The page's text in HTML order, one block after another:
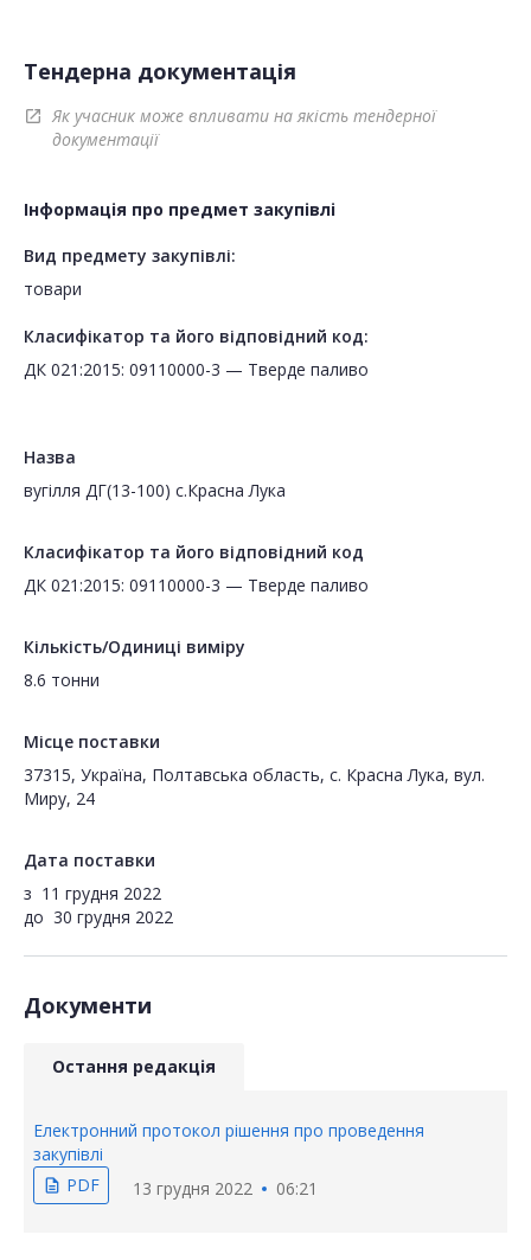
Тендерна документація
open_in_new
Як учасник може впливати на якість тендерної
документації
Інформація про предмет закупівлі
Вид предмету закупівлі:
товари
Класифікатор та його відповідний код:
ДК 021:2015: 09110000-3 — Тверде паливо
Назва
вугілля ДГ(13-100) с.Красна Лука
Класифікатор та його відповідний код
ДК 021:2015: 09110000-3 — Тверде паливо
Кількість/Одиниці виміру
8.6 тонни
Місце поставки
37315, Україна, Полтавська область, с. Красна Лука, вул.
Миру, 24
Дата поставки
з 11 грудня 2022
до 30 грудня 2022
Документи
Остання редакція
Електронний протокол рішення про проведення
закупівлі
description PDF 13 грудня 2022 06:21